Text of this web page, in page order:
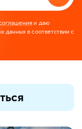
и даю
данных в соответствии с